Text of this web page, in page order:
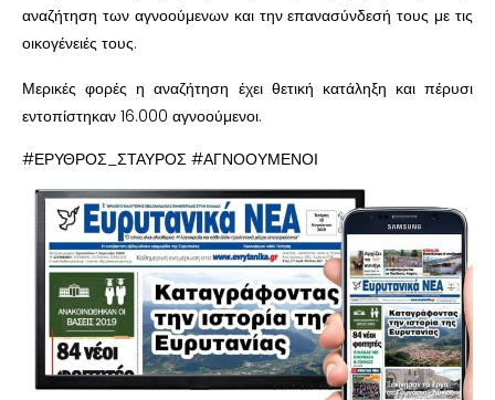
αναζήτηση των αγνοούμενων και την επανασύνδεσή τους με τις
οικογένειές τους.
Μερικές φορές η αναζήτηση έχει θετική κατάληξη και πέρυσι
εντοπίστηκαν 16.000 αγνοούμενοι.
#ΕΡΥΘΡΟΣ_ΣΤΑΥΡΟΣ #ΑΓΝΟΟΥΜΕΝΟΙ